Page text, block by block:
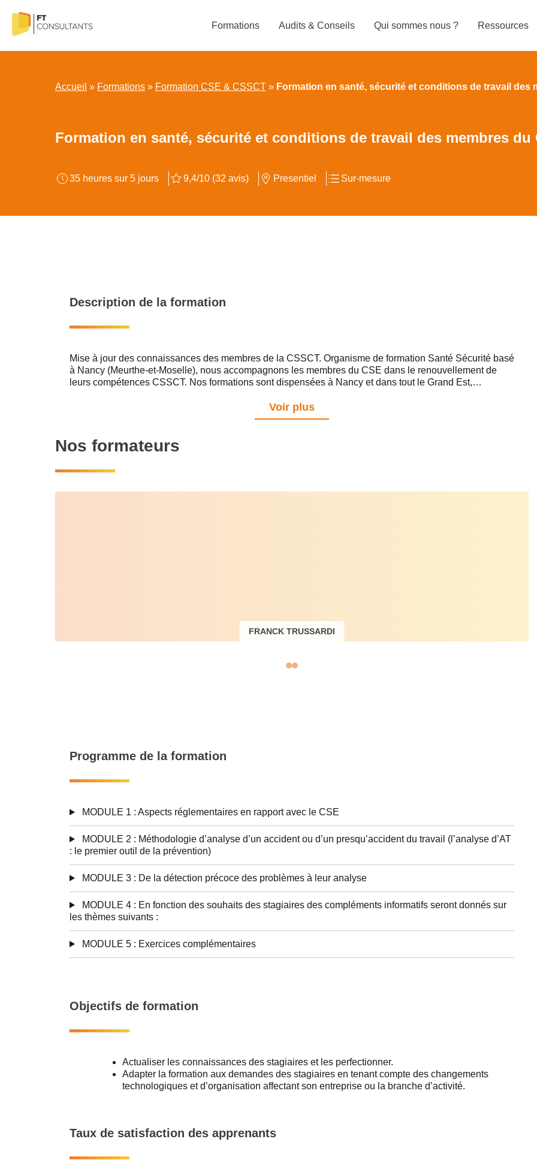
contenu
Formations Audits & Conseils Qui sommes nous ? Ressources
Accueil » Formations » Formation CSE & CSSCT » Formation en santé, sécurité et conditions de travail des
Formation en santé, sécurité et conditions de travail des membres du
35 heures sur 5 jours 9,4/10 (32 avis) Presentiel Sur-mesure
Description de la formation
Mise à jour des connaissances des membres de la CSSCT. Organisme de formation Santé Sécurité basé
à Nancy (Meurthe-et-Moselle), nous accompagnons les membres du CSE dans le renouvellement de
leurs compétences CSSCT. Nos formations sont dispensées à Nancy et dans tout le Grand Est,
Voir plus
Nos formateurs
FRANCK TRUSSARDI
risques
Programme de la formation
MODULE 1 : Aspects réglementaires en rapport avec le CSE
MODULE 2 : Méthodologie d’analyse d’un accident ou d’un presqu’accident du travail (l’analyse d’AT
: le premier outil de la prévention)
MODULE 3 : De la détection précoce des problèmes à leur analyse
MODULE 4 : En fonction des souhaits des stagiaires des compléments informatifs seront donnés sur
les thèmes suivants :
MODULE 5 : Exercices complémentaires
Objectifs de formation
Actualiser les connaissances des stagiaires et les perfectionner.
Adapter la formation aux demandes des stagiaires en tenant compte des changements
technologiques et d’organisation affectant son entreprise ou la branche d’activité.
Taux de satisfaction des apprenants